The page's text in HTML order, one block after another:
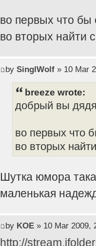
во первых что бы
во вторых найти
by SinglWolf» 10 Mar
breeze wrote:
добрый вы
во первых что
во вторых
Шутка юмора
маленькая
by KOE» 10 Mar 2009,
http://